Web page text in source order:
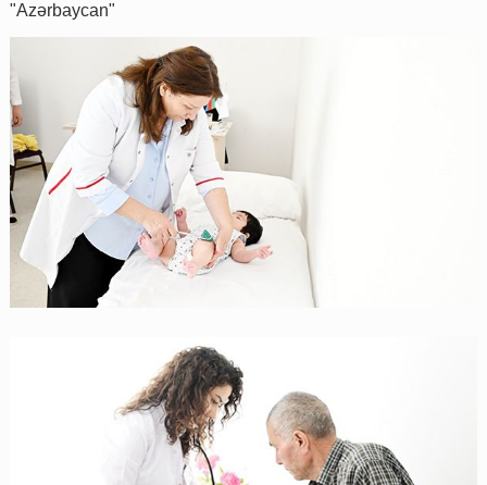
"Azərbaycan"